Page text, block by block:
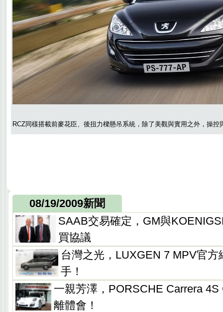
RCZ同樣搭載前麥花臣、後扭力樑懸吊系統，除了美觀與實用之外，操控
08/19/2009新聞
SAAB交易確定，GM與
買協議
台灣之光，LUXGEN 7 MPV官方
手！
一親芳澤，PORSCHE Carrera
離體會！